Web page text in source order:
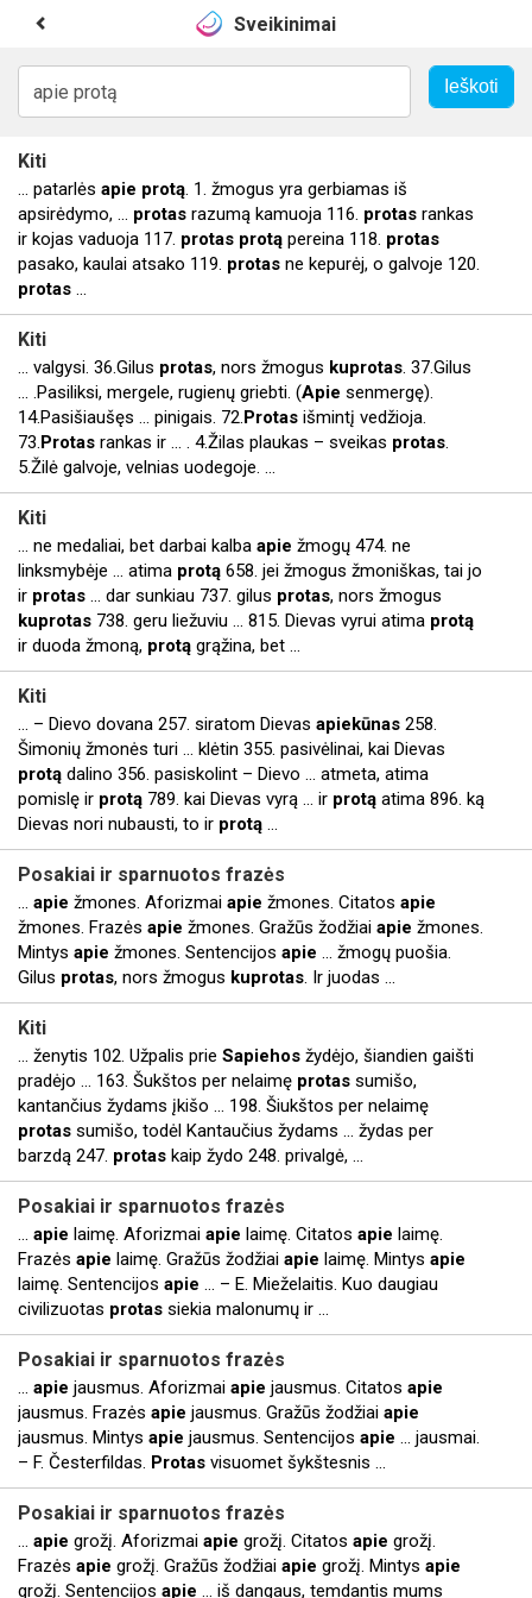
Sveikinimai
Kiti
... patarlės apie protą. 1. žmogus yra gerbiamas iš
apsirėdymo, ... protas razumą kamuoja 116. protas rankas
ir kojas vaduoja 117. protas protą pereina 118. protas
pasako, kaulai atsako 119. protas ne kepurėj, o galvoje 120.
protas ...
Kiti
... valgysi. 36.Gilus protas, nors žmogus kuprotas. 37.Gilus
... .Pasiliksi, mergele, rugienų griebti. (Apie senmergę).
14.Pasišiaušęs ... pinigais. 72.Protas išmintį vedžioja.
73.Protas rankas ir ... . 4.Žilas plaukas – sveikas protas.
5.Žilė galvoje, velnias uodegoje. ...
Kiti
... ne medaliai, bet darbai kalba apie žmogų 474. ne
linksmybėje ... atima protą 658. jei žmogus žmoniškas, tai jo
ir protas ... dar sunkiau 737. gilus protas, nors žmogus
kuprotas 738. geru liežuviu ... 815. Dievas vyrui atima protą
ir duoda žmoną, protą grąžina, bet ...
Kiti
... – Dievo dovana 257. siratom Dievas apiekūnas 258.
Šimonių žmonės turi ... klėtin 355. pasivėlinai, kai Dievas
protą dalino 356. pasiskolint – Dievo ... atmeta, atima
pomislę ir protą 789. kai Dievas vyrą ... ir protą atima 896. ką
Dievas nori nubausti, to ir protą ...
Posakiai ir sparnuotos frazės
... apie žmones. Aforizmai apie žmones. Citatos apie
žmones. Frazės apie žmones. Gražūs žodžiai apie žmones.
Mintys apie žmones. Sentencijos apie ... žmogų puošia.
Gilus protas, nors žmogus kuprotas. Ir juodas ...
Kiti
... ženytis 102. Užpalis prie Sapiehos žydėjo, šiandien gaišti
pradėjo ... 163. Šukštos per nelaimę protas sumišo,
kantančius žydams įkišo ... 198. Šiukštos per nelaimę
protas sumišo, todėl Kantaučius žydams ... žydas per
barzdą 247. protas kaip žydo 248. privalgė, ...
Posakiai ir sparnuotos frazės
... apie laimę. Aforizmai apie laimę. Citatos apie laimę.
Frazės apie laimę. Gražūs žodžiai apie laimę. Mintys apie
laimę. Sentencijos apie ... – E. Mieželaitis. Kuo daugiau
civilizuotas protas siekia malonumų ir ...
Posakiai ir sparnuotos frazės
... apie jausmus. Aforizmai apie jausmus. Citatos apie
jausmus. Frazės apie jausmus. Gražūs žodžiai apie
jausmus. Mintys apie jausmus. Sentencijos apie ... jausmai.
– F. Česterfildas. Protas visuomet šykštesnis ...
Posakiai ir sparnuotos frazės
... apie grožį. Aforizmai apie grožį. Citatos apie grožį.
Frazės apie grožį. Gražūs žodžiai apie grožį. Mintys apie
grožį. Sentencijos apie ... iš dangaus, temdantis mums